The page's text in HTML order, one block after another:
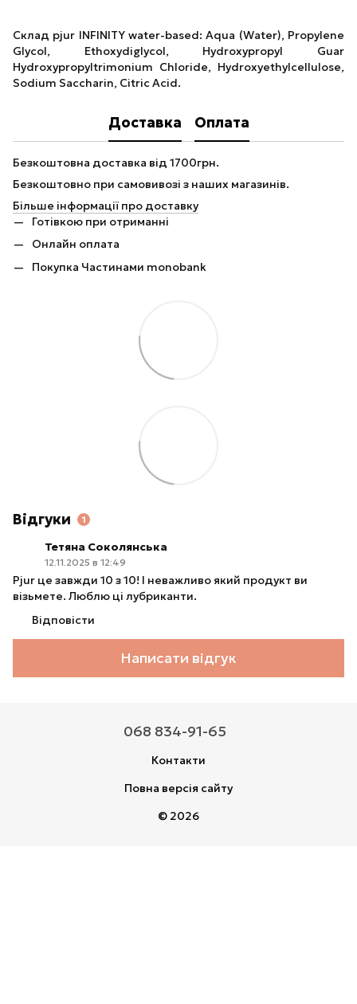
Склад pjur INFINITY water-based: Aqua (Water), Propylene
Glycol, Ethoxydiglycol, Hydroxypropyl Guar
Hydroxypropyltrimonium Chloride, Hydroxyethylcellulose,
Sodium Saccharin, Citric Acid.
Доставка Оплата
Безкоштовна доставка від 1700грн.
Безкоштовно при самовивозі з наших магазинів.
Більше інформації про доставку
Готівкою при отриманні
Онлайн оплата
Покупка Частинами monobank
Відгуки 1
Тетяна Соколянська
12.11.2025 в 12:49
Pjur це завжди 10 з 10! І неважливо який продукт ви
візьмете. Люблю ці лубриканти.
Відповісти
Написати відгук
068 834-91-65
Контакти
Повна версія сайту
© 2026